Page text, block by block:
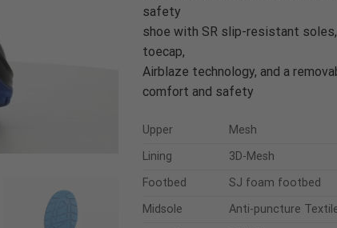
safety
shoe with SR slip-resistant
toecap,
Airblaze technology, and a
comfort and safety
Upper
Mesh
Lining
3D-Mesh
Footbed
SJ foam footbed
Midsole
Anti-puncture